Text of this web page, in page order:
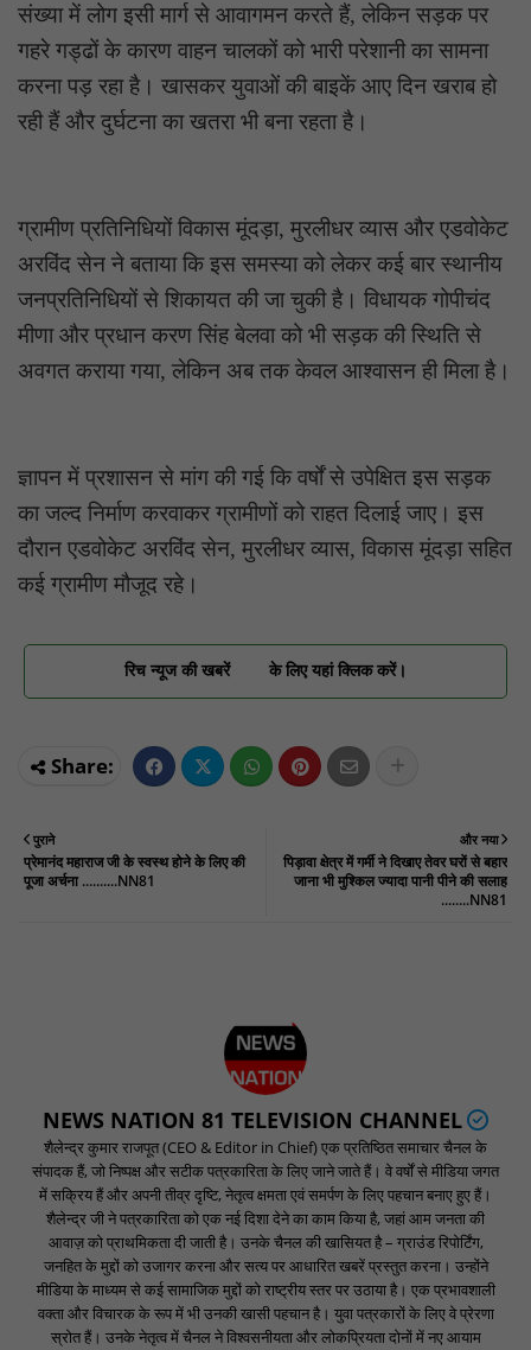
संख्या में लोग इसी मार्ग से आवागमन करते हैं, लेकिन सड़क पर
गहरे गड्ढों के कारण वाहन चालकों को भारी परेशानी का सामना
करना पड़ रहा है। खासकर युवाओं की बाइकें आए दिन खराब हो
रही हैं और दुर्घटना का खतरा भी बना रहता है।
ग्रामीण प्रतिनिधियों विकास मूंदड़ा, मुरलीधर व्यास और एडवोकेट
अरविंद सेन ने बताया कि इस समस्या को लेकर कई बार स्थानीय
जनप्रतिनिधियों से शिकायत की जा चुकी है। विधायक गोपीचंद
मीणा और प्रधान करण सिंह बेलवा को भी सड़क की स्थिति से
अवगत कराया गया, लेकिन अब तक केवल आश्वासन ही मिला है।
ज्ञापन में प्रशासन से मांग की गई कि वर्षों से उपेक्षित इस सड़क
का जल्द निर्माण करवाकर ग्रामीणों को राहत दिलाई जाए। इस
दौरान एडवोकेट अरविंद सेन, मुरलीधर व्यास, विकास मूंदड़ा सहित
कई ग्रामीण मौजूद रहे।
रिच न्यूज की खबरें के लिए यहां क्लिक करें।
और नया
पिड़ावा क्षेत्र में गर्मी ने दिखाए तेवर घरों से बहार
जाना भी मुश्किल ज्यादा पानी पीने की सलाह
........NN81
पुराने
प्रेमानंद महाराज जी के स्वस्थ होने के लिए की
पूजा अर्चना ..........NN81
NEWS NATION 81 TELEVISION CHANNEL
शैलेन्द्र कुमार राजपूत (CEO & Editor in Chief) एक प्रतिष्ठित समाचार चैनल के
संपादक हैं, जो निष्पक्ष और सटीक पत्रकारिता के लिए जाने जाते हैं। वे वर्षों से मीडिया जगत
में सक्रिय हैं और अपनी तीव्र दृष्टि, नेतृत्व क्षमता एवं समर्पण के लिए पहचान बनाए हुए हैं।
शैलेन्द्र जी ने पत्रकारिता को एक नई दिशा देने का काम किया है, जहां आम जनता की
आवाज़ को प्राथमिकता दी जाती है। उनके चैनल की खासियत है – ग्राउंड रिपोर्टिंग,
जनहित के मुद्दों को उजागर करना और सत्य पर आधारित खबरें प्रस्तुत करना। उन्होंने
मीडिया के माध्यम से कई सामाजिक मुद्दों को राष्ट्रीय स्तर पर उठाया है। एक प्रभावशाली
वक्ता और विचारक के रूप में भी उनकी खासी पहचान है। युवा पत्रकारों के लिए वे प्रेरणा
स्रोत हैं। उनके नेतृत्व में चैनल ने विश्वसनीयता और लोकप्रियता दोनों में नए आयाम